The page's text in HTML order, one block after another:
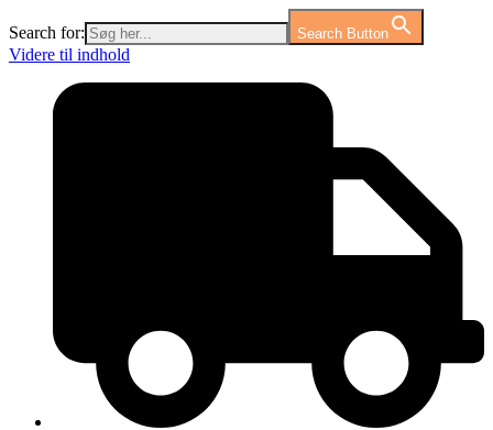
Search for: Search Button
Videre til indhold